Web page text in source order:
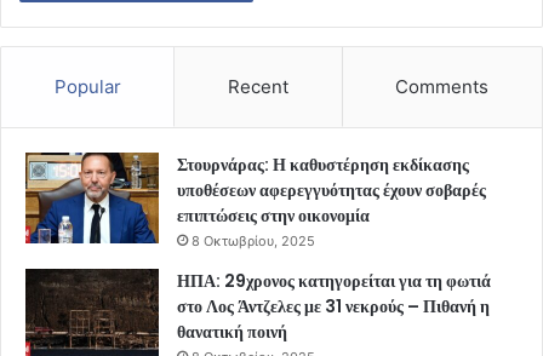
Popular Recent Comments
Στουρνάρας: Η καθυστέρηση εκδίκασης
υποθέσεων αφερεγγυότητας έχουν σοβαρές
επιπτώσεις στην οικονομία
8 Οκτωβρίου, 2025
ΗΠΑ: 29χρονος κατηγορείται για τη φωτιά
στο Λος Άντζελες με 31 νεκρούς – Πιθανή η
θανατική ποινή